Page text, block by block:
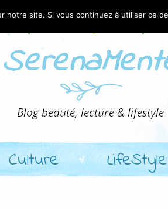
Culture LifeStyle
notre site. Si vous continuez à utiliser ce